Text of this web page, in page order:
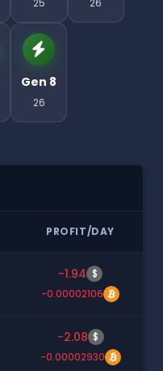
Gen 8
26
PROFIT/DAY
-1.94 $
-0.00002106
-2.08 $
-0.00002930